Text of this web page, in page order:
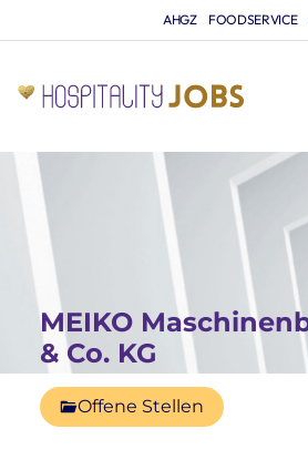
AHGZ FOODSERVICE
MEIKO
& Co. KG
Offene Stellen